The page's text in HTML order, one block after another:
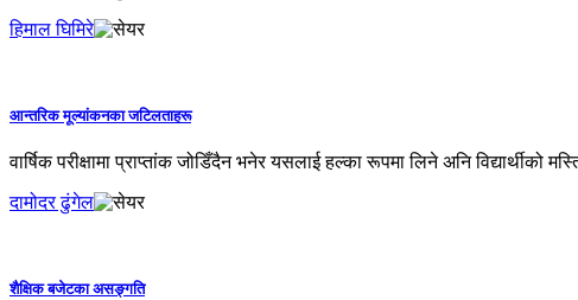
हिमाल घिमिरे
आन्तरिक मूल्यांकनका जटिलताहरू
वार्षिक परीक्षामा प्राप्तांक जोडिँदैन भनेर यसलाई हल्का रूपमा लिने अनि विद्यार्थीको
दामोदर ढुंगेल
शैक्षिक बजेटका असङ्गति